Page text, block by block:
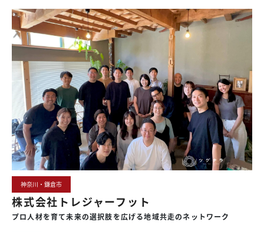
神奈川・鎌倉市
株式会社トレジャーフット
プロ人材を育て未来の選択肢を広げる地域共走のネットワーク